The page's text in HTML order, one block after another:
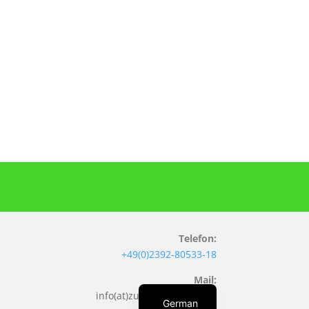
Telefon:
+49(0)2392-80533-18
Mail:
info(at)zufuehr-technik.de
German